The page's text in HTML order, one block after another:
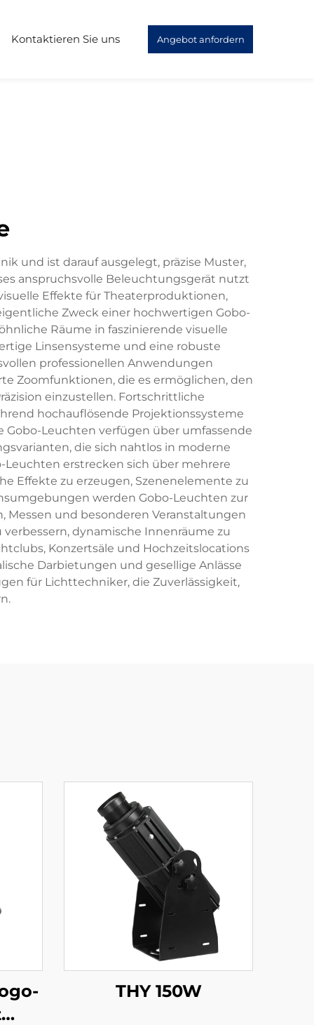
Kontaktieren Sie uns Angebot anfordern
und ist darauf ausgelegt, präzise Muster,
anspruchsvolle Beleuchtungsgerät nutzt
Effekte für Theaterproduktionen,
Zweck einer hochwertigen Gobo-
Räume in faszinierende visuelle
Linsensysteme und eine robuste
professionellen Anwendungen
Zoomfunktionen, die es ermöglichen, den
einzustellen. Fortschrittliche
hochauflösende Projektionssysteme
Gobo-Leuchten verfügen über umfassende
die sich nahtlos in moderne
erstrecken sich über mehrere
Effekte zu erzeugen, Szenenelemente zu
werden Gobo-Leuchten zur
und besonderen Veranstaltungen
dynamische Innenräume zu
Konzertsäle und Hochzeitslocations
Darbietungen und gesellige Anlässe
für Lichttechniker, die Zuverlässigkeit,
THY 150W